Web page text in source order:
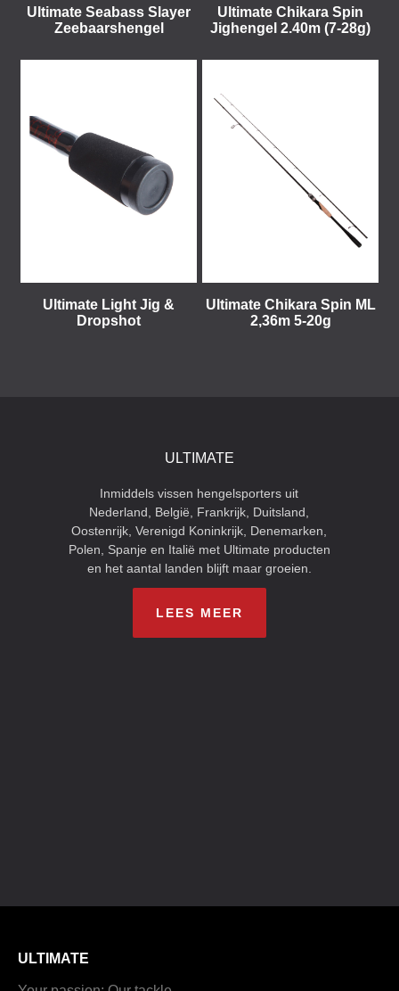
Ultimate Seabass Slayer
Zeebaarshengel
Ultimate Chikara Spin
Jighengel 2.40m (7-28g)
Ultimate Light Jig &
Dropshot
Ultimate Chikara Spin ML
2,36m 5-20g
ULTIMATE
Inmiddels vissen hengelsporters uit
Nederland, België, Frankrijk, Duitsland,
Oostenrijk, Verenigd Koninkrijk, Denemarken,
Polen, Spanje en Italië met Ultimate producten
en het aantal landen blijft maar groeien.
LEES MEER
ULTIMATE